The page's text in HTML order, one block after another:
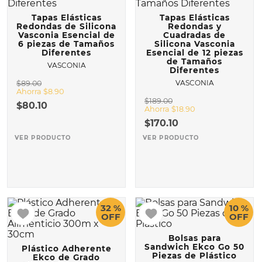
Tapas Elásticas
Redondas de Silicona
Vasconia Esencial de
6 piezas de Tamaños
Diferentes
VASCONIA
$89.00
Ahorra $8.90
$80.10
VER PRODUCTO
Tapas Elásticas
Redondas y
Cuadradas de
Silicona Vasconia
Esencial de 12 piezas
de Tamaños
Diferentes
VASCONIA
$189.00
Ahorra $18.90
$170.10
VER PRODUCTO
32 %
OFF
Plástico Adherente
Ekco de Grado
10 %
OFF
Bolsas para
Sandwich Ekco Go 50
Piezas de Plástico
7. ACERO INOXIDABLE
. BATERÍA
COMAL
VASCONIA PRIMA